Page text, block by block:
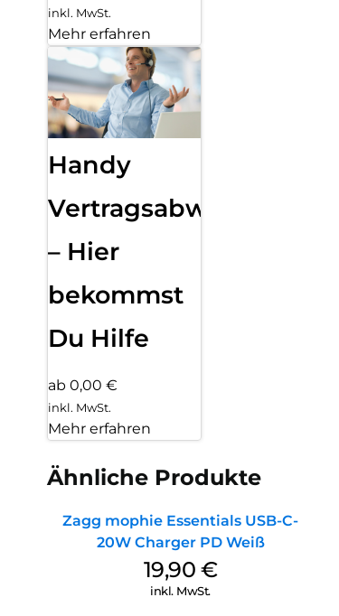
inkl. MwSt.
Mehr erfahren
Handy
Vertragsabwicklung
– Hier
bekommst
Du Hilfe
ab 0,00 €
inkl. MwSt.
Mehr erfahren
Ähnliche Produkte
Zagg mophie Essentials USB-C-
20W Charger PD Weiß
19,90 €
inkl. MwSt.